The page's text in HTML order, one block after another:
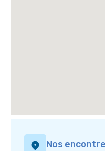
Nos encontre